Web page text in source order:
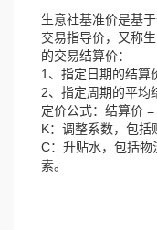
生意社基准价是基
交易指导价，又称
的交易结算价：
1、指定日期的结算
2、指定周期的平均
定价公式：结算价
K：调整系数，包括
C：升贴水，包括物
素。